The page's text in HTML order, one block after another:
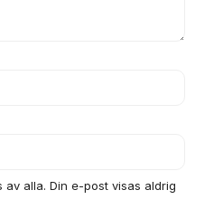
alla. Din e-post visas aldrig